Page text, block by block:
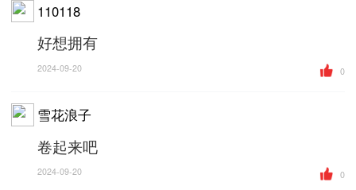
110118
好想拥有
2024-09-20 0
雪花浪子
卷起来吧
2024-09-20 0